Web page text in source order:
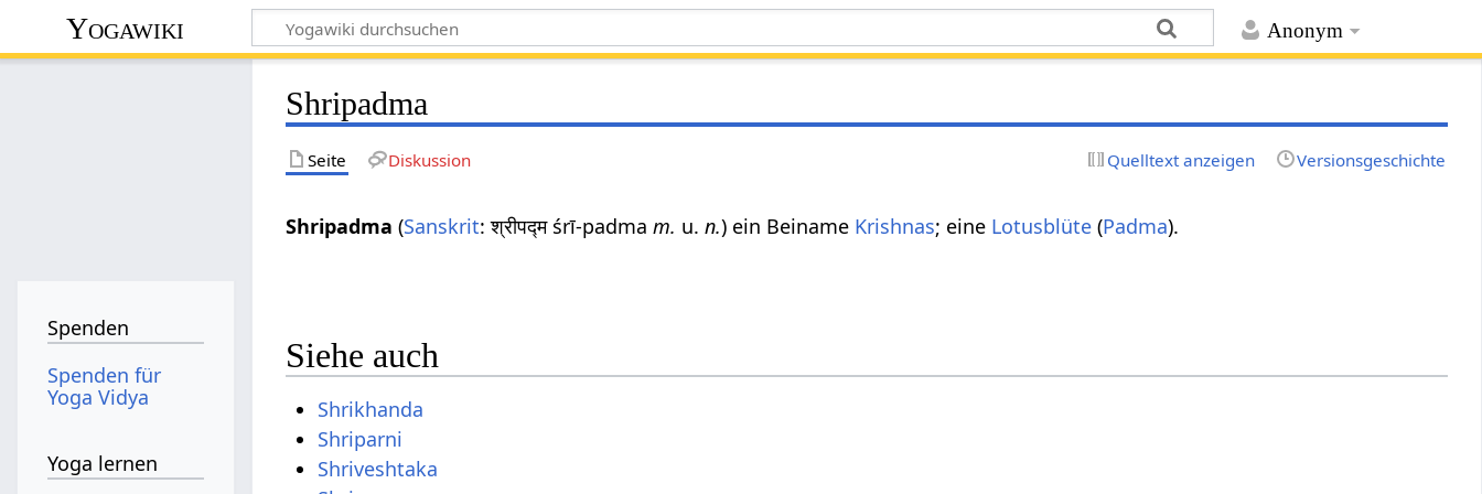
Anonym
Yogawiki
Shripadma
Seite Diskussion Quelltext anzeigen Versionsgeschichte
Shripadma (Sanskrit: श्रीपद्म śrī-padmam. u.n.) ein Beiname Krishnas; eine Lotusblüte (Padma).
Siehe auch
Shrikhanda
Shriparni
Shriveshtaka
Spenden
Spenden für
Yoga Vidya
Yoga lernen